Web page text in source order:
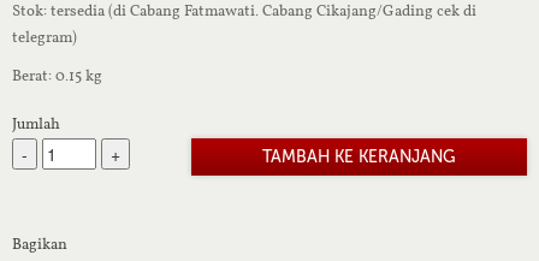
Stok: tersedia (di Cabang Fatmawati. Cabang Cikajang/Gading cek di
telegram)
Berat: 0.15 kg
Jumlah
- +
Bagikan